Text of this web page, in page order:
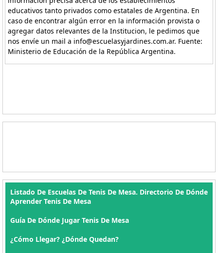
educativos tanto privados como estatales de Argentina. En
caso de encontrar algún error en la información provista o
agregar datos relevantes de la Institucion, le pedimos que
nos envíe un mail a info@escuelasyjardines.com.ar. Fuente:
Ministerio de Educación de la República Argentina.
Listado De Escuelas De Tenis De Mesa. Directorio De Dónde
Aprender Tenis De Mesa
Guía De Dónde Jugar Tenis De Mesa
¿Cómo Llegar? ¿Dónde Quedan?